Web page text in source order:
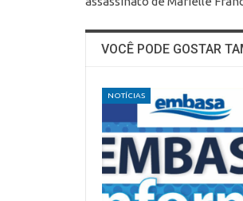
VOCÊ PODE GOSTAR
NOTÍCIAS